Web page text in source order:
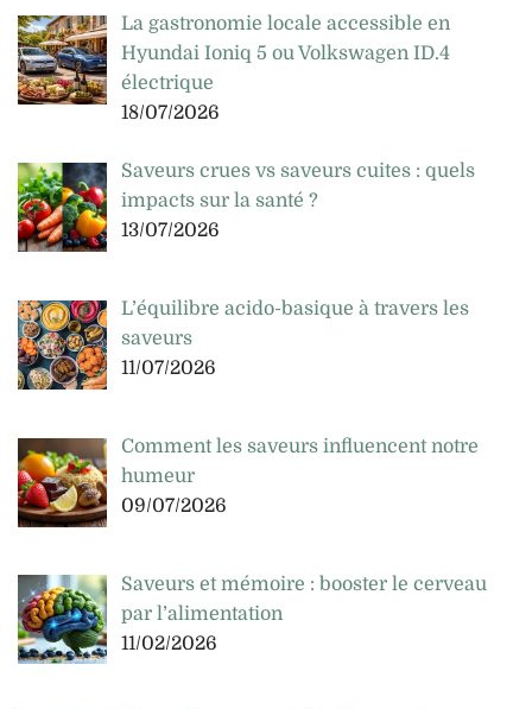
La gastronomie locale accessible en
Hyundai Ioniq 5 ou Volkswagen ID.4
électrique
18/07/2026
Saveurs crues vs saveurs cuites : quels
impacts sur la santé ?
13/07/2026
L’équilibre acido-basique à travers les
saveurs
11/07/2026
Comment les saveurs influencent notre
humeur
09/07/2026
Saveurs et mémoire : booster le cerveau
par l’alimentation
11/02/2026